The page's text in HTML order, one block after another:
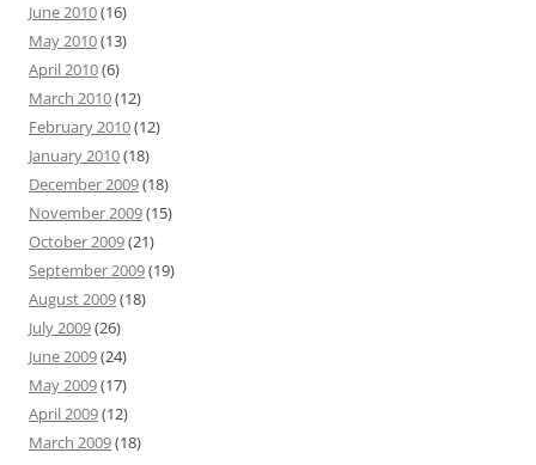
June 2010(16)
May 2010(13)
April 2010(6)
March 2010(12)
February 2010(12)
January 2010(18)
December 2009(18)
November 2009(15)
October 2009(21)
September 2009(19)
August 2009(18)
July 2009(26)
June 2009(24)
May 2009(17)
April 2009(12)
March 2009(18)